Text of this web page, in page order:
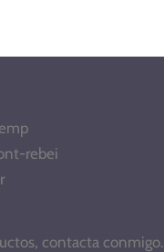
rebei
contacta conmigo.